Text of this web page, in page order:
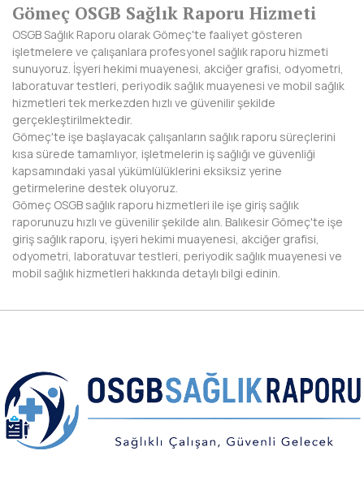
MUĞLA
MUŞ
NEVŞEHİR
NİĞDE
ORDU
OSMANİYE
RİZE
SAKARYA
SAMSUN
SİVAS
ŞANLIURFA
Gömeç OSGB Sağlık Raporu Hizmeti
OSGB Sağlık Raporu olarak Gömeç'te faaliyet gösteren
işletmelere ve çalışanlara profesyonel sağlık raporu hizmeti
sunuyoruz. İşyeri hekimi muayenesi, akciğer grafisi, odyometri,
laboratuvar testleri, periyodik sağlık muayenesi ve mobil sağlık
hizmetleri tek merkezden hızlı ve güvenilir şekilde
gerçekleştirilmektedir.
Gömeç'te işe başlayacak çalışanların sağlık raporu süreçlerini
kısa sürede tamamlıyor, işletmelerin iş sağlığı ve güvenliği
kapsamındaki yasal yükümlülüklerini eksiksiz yerine
getirmelerine destek oluyoruz.
Gömeç OSGB sağlık raporu hizmetleri ile işe giriş sağlık
raporunuzu hızlı ve güvenilir şekilde alın. Balıkesir Gömeç'te işe
giriş sağlık raporu, işyeri hekimi muayenesi, akciğer grafisi,
odyometri, laboratuvar testleri, periyodik sağlık muayenesi ve
mobil sağlık hizmetleri hakkında detaylı bilgi edinin.